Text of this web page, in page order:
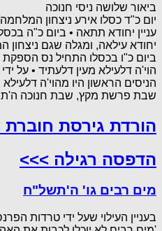
ביאור שלושה ניסי חנוכה
יום כ"ד כסלו אירע ניצחון
עניין יחודא תתאה • ביום כ"ה
יחודא עילאה, ומגלה שגם
ביום כ"ו בכסלו התחיל נס הספקת
הוי'ה דלעילא מעין דלעתיד • על
הניסים הראשון היו מהוי'ה דלעילא
שבת פרשת מקץ, שבת חנוכה
הורדת גירסת חוברת
הדפסה רגילה >>>
מים רבים גו' ה'תשל"ח
בעניין העילוי שעל ידי טרדות